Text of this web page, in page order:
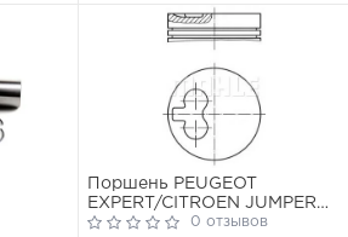
Поршень PEUGEOT
EXPERT/CITROEN JUMPER
1.9TD 93-06 (83.5mm/+0.5)
0 отзывов